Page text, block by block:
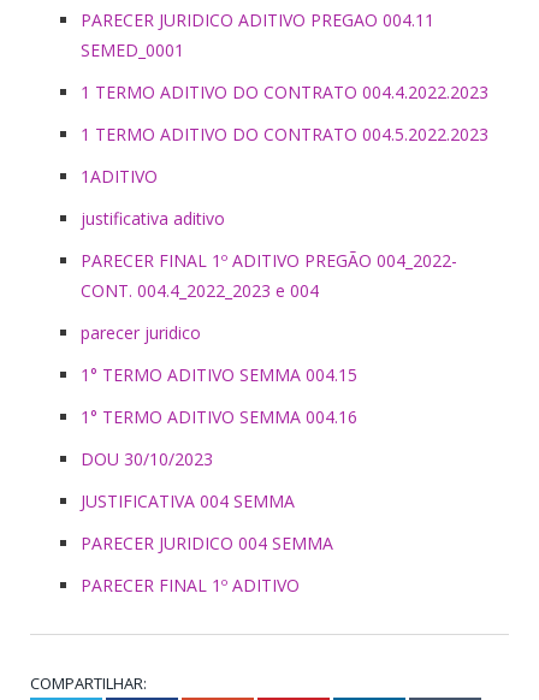
PARECER JURIDICO ADITIVO PREGAO 004.11
SEMED_0001
1 TERMO ADITIVO DO CONTRATO 004.4.2022.2023
1 TERMO ADITIVO DO CONTRATO 004.5.2022.2023
1ADITIVO
justificativa aditivo
PARECER FINAL 1º ADITIVO PREGÃO 004_2022-
CONT. 004.4_2022_2023 e 004
parecer juridico
1° TERMO ADITIVO SEMMA 004.15
1° TERMO ADITIVO SEMMA 004.16
DOU 30/10/2023
JUSTIFICATIVA 004 SEMMA
PARECER JURIDICO 004 SEMMA
PARECER FINAL 1º ADITIVO
COMPARTILHAR: